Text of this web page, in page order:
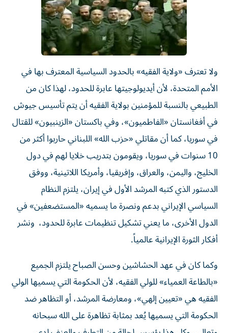
ولا تعترف «ولاية الفقيه» بالحدود السياسية المعترف بها في
الأمم المتحدة، لأن أيديولوجيتها عابرة للحدود، لهذا كان من
الطبيعي بالنسبة للمؤمنين بولاية الفقيه أن يتم تأسيس جيوش
في أفغانستان «الفاطميون»، وفي باكستان «الزينبيون» للقتال
في سوريا، كما أن مقاتلي «حزب الله» اللبناني حاربوا أكثر من
10 سنوات في سوريا، ويقومون بتدريب خلايا لهم في دول
الخليج، واليمن، والعراق، وإفريقيا، وأمريكا اللاتينية، ووفق
الدستور الذي كتبه المرشد الأول في إيران، يلتزم النظام
السياسي الإيراني بدعم ونصرة ما يسميه «المستضعفين» في
الدول الأخرى، ما يعني تشكيل تنظيمات عابرة للحدود، ونشر
أفكار الثورة الإيرانية عالمياً.
وكما كان في عهد الحشاشين وحسن الصباح يلتزم الجميع
«بالطاعة العمياء» للولي الفقيه، لأن الحكومة التي يسميها الولي
الفقيه هي «تعيين إلهي»، ومعارضة المرشد، أو التظاهر ضد
الحكومة التي يسميها يُعد بمثابة تظاهرة على الله سبحانه